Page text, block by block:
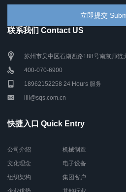
联系我们 Contact US
苏州市吴中区石湖西路188号南京师范
400-070-6900
18962152258 24 Hours 服务
lili@sqs.com.cn
快捷入口 Quick Entry
公司介绍
文化理念
组织架构
机械制造
电子设备
集团客户